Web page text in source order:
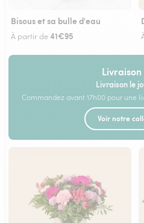
Bisous et sa bulle d'eau
À partir de41€95
Livraison le
Commandez avant 17h00 pour une
Voir notre